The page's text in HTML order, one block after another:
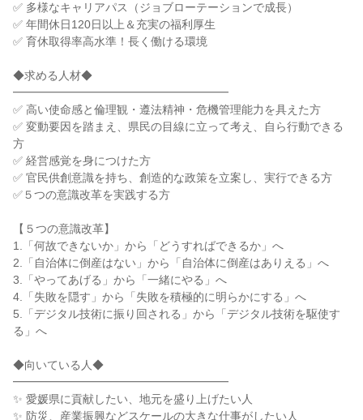
✅ 多様なキャリアパス（ジョブローテーションで成長）
✅ 年間休日120日以上＆充実の福利厚生
✅ 育休取得率高水準！長く働ける環境
◆求める人材◆
━━━━━━━━━━━━━━━━━━━
✅ 高い使命感と倫理観・遵法精神・危機管理能力を具えた方
✅ 変動要因を踏まえ、県民の目線に立って考え、自ら行動できる
方
✅ 経営感覚を身につけた方
✅ 官民供創意識を持ち、創造的な政策を立案し、実行できる方
✅５つの意識改革を実践する方
【５つの意識改革】
1.「何故できないか」から「どうすればできるか」へ
2.「自治体に倒産はない」から「自治体に倒産はありえる」へ
3.「やってあげる」から「一緒にやる」へ
4.「失敗を隠す」から「失敗を積極的に明らかにする」へ
5.「デジタル技術に振り回される」から「デジタル技術を駆使す
る」へ
◆向いている人◆
━━━━━━━━━━━━━━━━━━━
✨ 愛媛県に貢献したい、地元を盛り上げたい人
✨ 防災、産業振興などスケールの大きな仕事がしたい人